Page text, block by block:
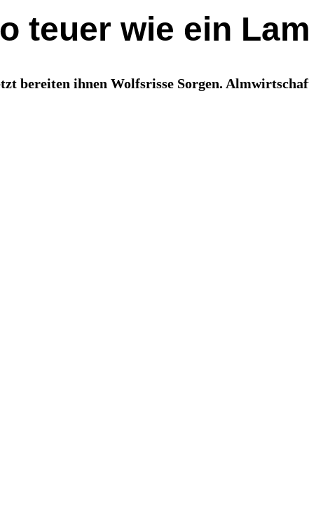
teuer wie ein
bereiten ihnen Wolfsrisse Sorgen.